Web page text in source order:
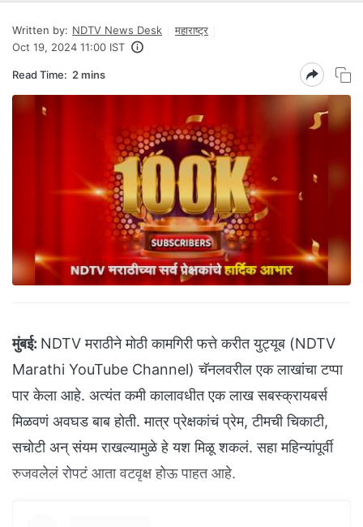
Written by: NDTV News Desk
महाराष्ट्र
Oct 19, 2024 11:00 IST
Read Time: 2 mins
मुंबई: NDTV मराठीने मोठी कामगिरी फत्ते करीत युट्यूब (NDTV
Marathi YouTube Channel) चॅनलवरील एक लाखांचा टप्पा
पार केला आहे. अत्यंत कमी कालावधीत एक लाख सबस्क्रायबर्स
मिळवणं अवघड बाब होती. मात्र प्रेक्षकांचं प्रेम, टीमची चिकाटी,
सचोटी अन् संयम राखल्यामुळे हे यश मिळू शकलं. सहा महिन्यांपूर्वी
रुजवलेलं रोपटं आता वटवृक्ष होऊ पाहत आहे.